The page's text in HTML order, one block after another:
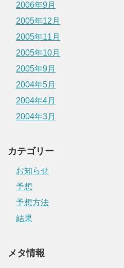
2006年9月
2005年12月
2005年11月
2005年10月
2005年9月
2004年5月
2004年4月
2004年3月
カテゴリー
お知らせ
予想
予想方法
結果
メタ情報